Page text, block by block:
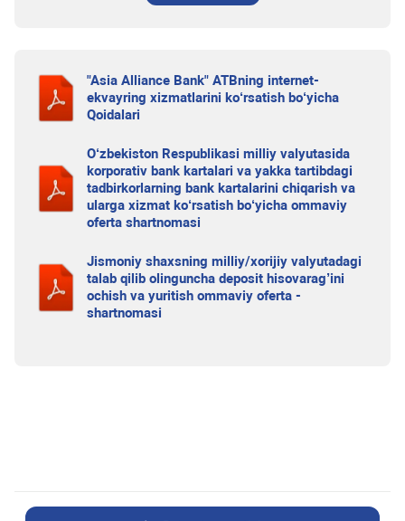
"Asia Alliance Bank" ATBning internet-
ekvayring xizmatlarini ko‘rsatish bo‘yicha
Qoidalari
O‘zbekiston Respublikasi milliy valyutasida
korporativ bank kartalari va yakka tartibdagi
tadbirkorlarning bank kartalarini chiqarish va
ularga xizmat ko‘rsatish bo‘yicha ommaviy
oferta shartnomasi
Jismoniy shaxsning milliy/xorijiy valyutadagi
talab qilib olinguncha deposit hisovarag’ini
ochish va yuritish ommaviy oferta -
shartnomasi